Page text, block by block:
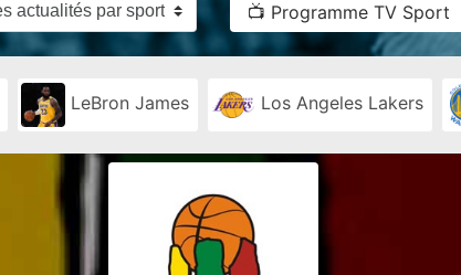
📺 Programme TV Sport
LeBron James Los Angeles Lakers